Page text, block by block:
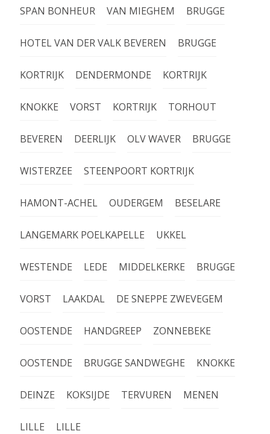
SPAN BONHEUR VAN MIEGHEM BRUGGE
HOTEL VAN DER VALK BEVEREN BRUGGE
KORTRIJK DENDERMONDE KORTRIJK
KNOKKE VORST KORTRIJK TORHOUT
BEVEREN DEERLIJK OLV WAVER BRUGGE
WISTERZEE STEENPOORT KORTRIJK
HAMONT-ACHEL OUDERGEM BESELARE
LANGEMARK POELKAPELLE UKKEL
WESTENDE LEDE MIDDELKERKE BRUGGE
VORST LAAKDAL DE SNEPPE ZWEVEGEM
OOSTENDE HANDGREEP ZONNEBEKE
OOSTENDE BRUGGE SANDWEGHE KNOKKE
DEINZE KOKSIJDE TERVUREN MENEN
LILLE LILLE